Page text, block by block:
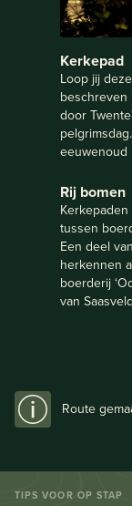
Kerkepad
Loop jij
beschreven
door
eeuwenoud
Rij bomen
tussen
Een deel
herkennen
boerderij
van
Route
TIPS VOOR OP STAP